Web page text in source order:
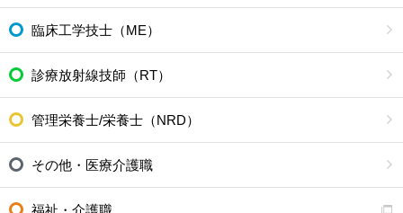
臨床工学技士（ME）
診療放射線技師（RT）
管理栄養士/栄養士（NRD）
その他・医療介護職
福祉・介護職